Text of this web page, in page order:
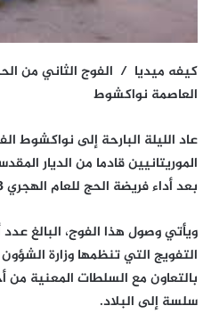
كيفه ميديا / الفوج الثاني من
العاصمة نواكشوط
عاد الليلة البارحة إلى نواكشوط
الموريتانيين قادما من الديار
بعد أداء فريضة الحج للعام الهجري 1443.
التفويج التي تنظمها وزارة
بالتعاون مع السلطات المعنية
سلسة إلى البلاد.